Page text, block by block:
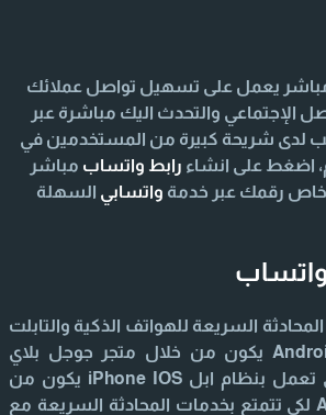
يعمل على تسهيل تواصل عملائك
الإجتماعي والتحدث اليك مباشرة عبر
لدى شريحة كبيرة من المستخدمين في
اضغط على انشاء رابط واتساب مباشر
خاص رقمك عبر خدمة واتسابي السهلة
السريعة للهواتف الذكية والتابلت
التي تعمل بنظام Android يكون من خلال متجر جوجل بلاي
Google Play أو التي تعمل بنظام ابل iPhone IOS يكون من
خلال متجر App Store لكي تتمتع بخدمات المحادثة السريعة مع